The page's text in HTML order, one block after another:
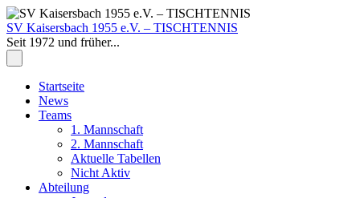
Zum
Inhalt
springen
SV Kaisersbach 1955 e.V. – TISCHTENNIS
Seit 1972 und früher...
Zum
Inhalt
springen
Startseite
News
Teams
1. Mannschaft
2. Mannschaft
Aktuelle Tabellen
Nicht Aktiv
Abteilung